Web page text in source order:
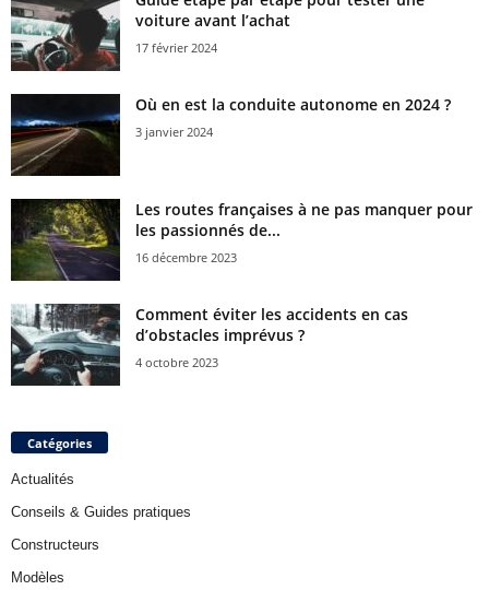
voiture avant l’achat
17 février 2024
Où en est la conduite autonome en 2024 ?
3 janvier 2024
Les routes françaises à ne pas manquer pour
les passionnés de...
16 décembre 2023
Comment éviter les accidents en cas
d’obstacles imprévus ?
4 octobre 2023
Catégories
Actualités
Conseils & Guides pratiques
Constructeurs
Modèles